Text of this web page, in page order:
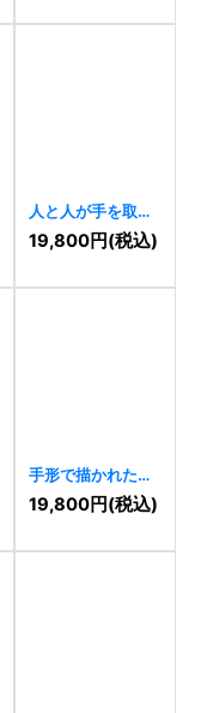
人と人が手を取り
合う「O」のコミ
ュニティロゴ
19,800円(税込)
手形で描かれたカ
ラフルな木のロゴ
11371 ]
19,800円(税込)